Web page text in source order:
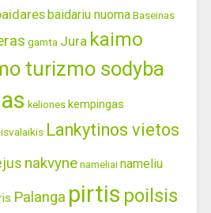
baidariu nuoma Baseinas
gamta Jura kaimo
turizmo sodyba
keliones kempingas
Lankytinos vietos
nakvyne nameliai nameliu
Palanga pirtis poilsis